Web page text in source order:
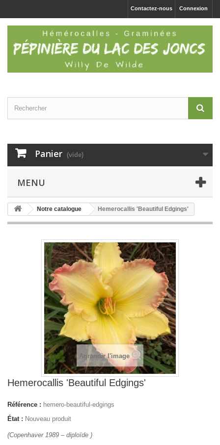
Connexion
Contactez-nous
Panier (vide)
MENU
Notre catalogue Hemerocallis 'Beautiful Edgings'
Agrandir l'image
Hemerocallis 'Beautiful Edgings'
Référence : hemero-beautiful-edgings
État : Nouveau produit
(Copenhaver 1989 – diploïde )